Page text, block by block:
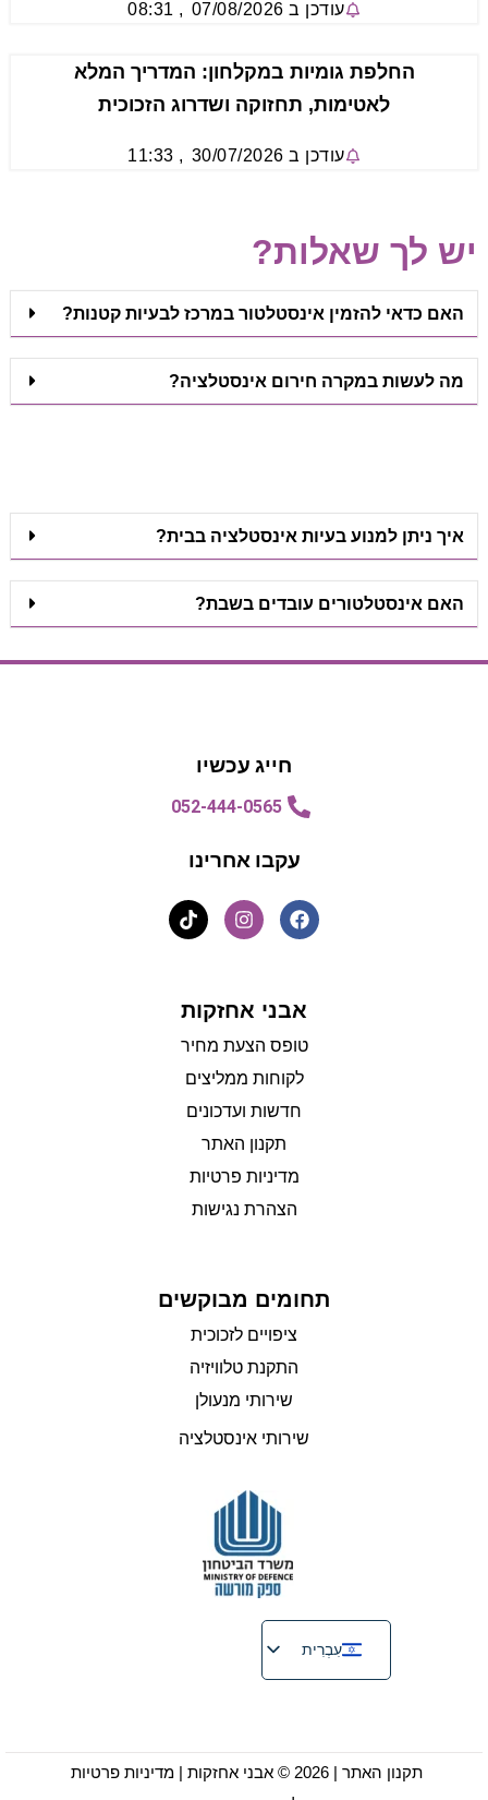
עודכן ב 07/08/2026
,
08:31
החלפת גומיות במקלחון: המדריך המלא
לאטימות, תחזוקה ושדרוג הזכוכית
עודכן ב 30/07/2026
,
11:33
יש לך שאלות?
האם כדאי להזמין אינסטלטור במרכז לבעיות קטנות?
מה לעשות במקרה חירום אינסטלציה?
איך ניתן למנוע בעיות אינסטלציה בבית?
האם אינסטלטורים עובדים בשבת?
חייג עכשיו
052-444-0565
עקבו אחרינו
אבני אחזקות
טופס הצעת מחיר
לקוחות ממליצים
חדשות ועדכונים
תקנון האתר
מדיניות פרטיות
הצהרת נגישות
תחומים מבוקשים
ציפויים לזכוכית
התקנת טלוויזיה
שירותי מנעולן
שירותי אינסטלציה
עִבְרִית
English
Français
תקנון האתר | 2026 © אבני אחזקות |
מדיניות פרטיות